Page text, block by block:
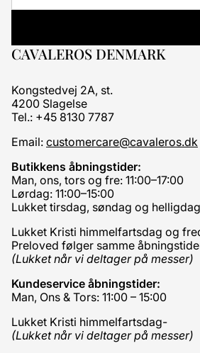
CAVALEROS DENMARK
Kongstedvej 2A, st.
4200 Slagelse
Tel.: +45 8130 7787
Email: customercare@cavaleros.dk
Butikkens åbningstider:
Man, ons, tors og fre: 11:00–17:00
Lørdag: 11:00–15:00
Lukket tirsdag, søndag og
Lukket Kristi himmelfartsdag og
Preloved følger samme
(Lukket når vi deltager på messer)
Kundeservice åbningstider:
Man, Ons & Tors: 11:00 – 15:00
Lukket Kristi himmelfartsdag-
(Lukket når vi deltager på messer)